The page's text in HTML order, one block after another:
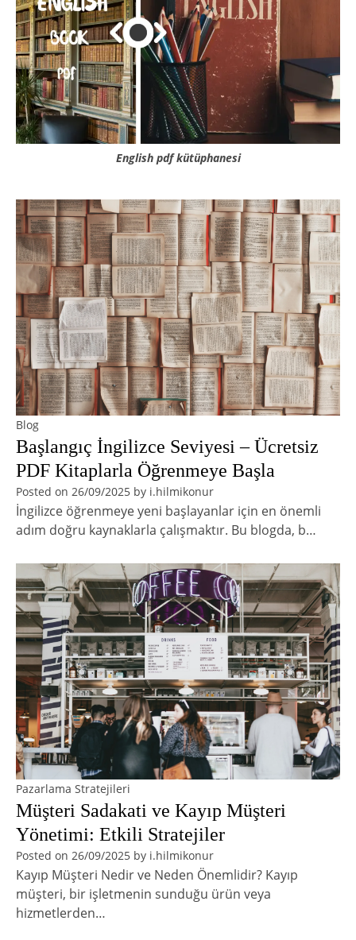
English pdf kütüphanesi
Blog
Başlangıç İngilizce Seviyesi – Ücretsiz
PDF Kitaplarla Öğrenmeye Başla
Posted on 26/09/2025 by i.hilmikonur
İngilizce öğrenmeye yeni başlayanlar için en önemli
adım doğru kaynaklarla çalışmaktır. Bu blogda, b…
Pazarlama Stratejileri
Müşteri Sadakati ve Kayıp Müşteri
Yönetimi: Etkili Stratejiler
Posted on 26/09/2025 by i.hilmikonur
Kayıp Müşteri Nedir ve Neden Önemlidir? Kayıp
müşteri, bir işletmenin sunduğu ürün veya
hizmetlerden…